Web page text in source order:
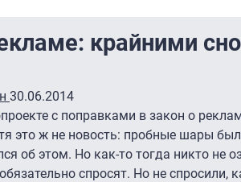
крайними
30.06.2014
с поправками в закон о
это ж не новость: пробные шары
об этом. Но как-то тогда никто не
спросят. Но не